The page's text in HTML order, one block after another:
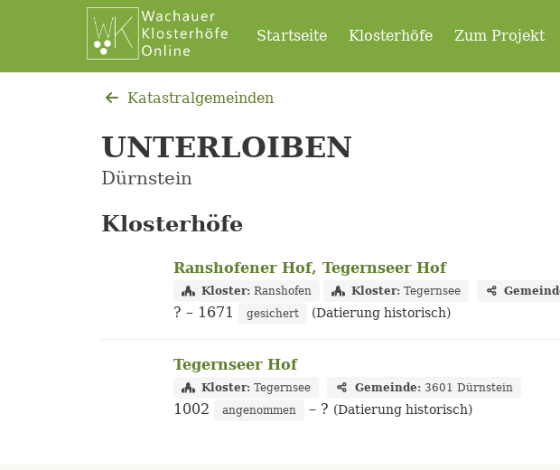
Startseite Klosterhöfe Zum Projekt
Katastralgemeinden
UNTERLOIBEN
Dürnstein
Klosterhöfe
Ranshofener Hof, Tegernseer Hof
Kloster:Ranshofen Kloster:Tegernsee
? – 1671 gesichert (Datierung historisch)
Tegernseer Hof
Kloster:Tegernsee Gemeinde:3601 Dürnstein
1002 angenommen – ? (Datierung historisch)